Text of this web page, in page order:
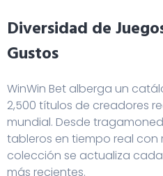
Diversidad de
Gustos
WinWin Bet alberga un
2,500 títulos de creadores
mundial. Desde
tableros en tiempo real con
colección se actualiza
más recientes.